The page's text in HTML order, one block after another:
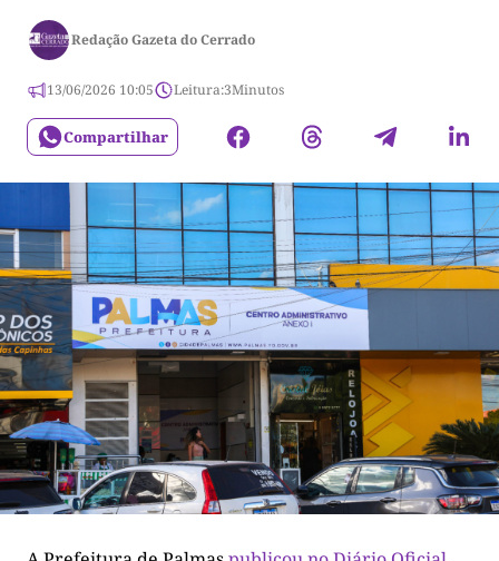
Redação Gazeta do Cerrado
13/06/2026 10:05 Leitura:3Minutos
Compartilhar